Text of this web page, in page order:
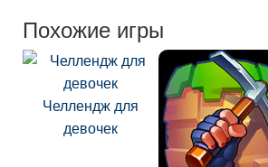
Похожие игры
Челлендж для
девочек